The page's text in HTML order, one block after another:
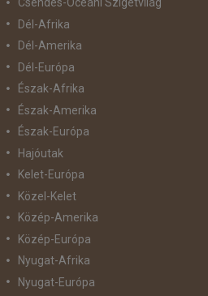
Csendes-Óceáni Szigetvilág
Dél-Afrika
Dél-Amerika
Dél-Európa
Észak-Afrika
Észak-Amerika
Észak-Európa
Hajóutak
Kelet-Európa
Közel-Kelet
Közép-Amerika
Közép-Európa
Nyugat-Afrika
Nyugat-Európa